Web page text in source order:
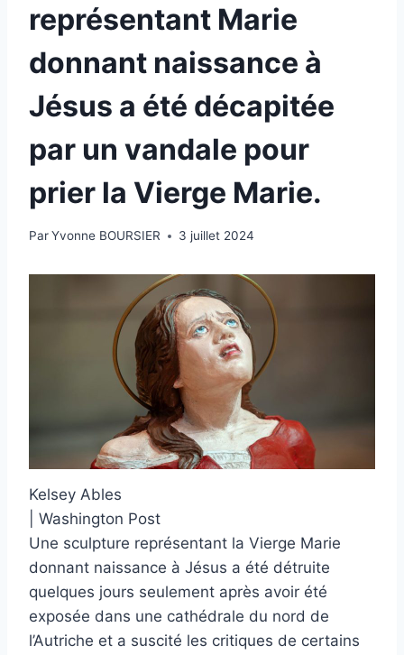
représentant Marie
donnant naissance à
Jésus a été décapitée
par un vandale pour
prier la Vierge Marie.
ParYvonne BOURSIER 3 juillet 2024
Kelsey Ables
| Washington Post
Une sculpture représentant la Vierge Marie
donnant naissance à Jésus a été détruite
quelques jours seulement après avoir été
exposée dans une cathédrale du nord de
l’Autriche et a suscité les critiques de certains